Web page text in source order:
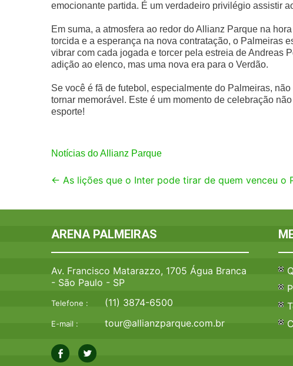
emocionante partida. É um verdadeiro privilégio assistir
Em suma, a atmosfera ao redor do Allianz Parque na
torcida e a esperança na nova contratação, o Palmeiras
vibrar com cada jogada e torcer pela estreia de Andreas
adição ao elenco, mas uma nova era para o Verdão.
Se você é fã de futebol, especialmente do Palmeiras,
tornar memorável. Este é um momento de celebração
esporte!
Notícias do Allianz Parque
Post
← As lições que o Inter pode tirar de quem venceu o
ARENA PALMEIRAS
Av. Francisco Matarazzo, 1705 Água Branca
- São Paulo - SP
Telefone : (11) 3874-6500
E-mail : tour@allianzparque.com.br